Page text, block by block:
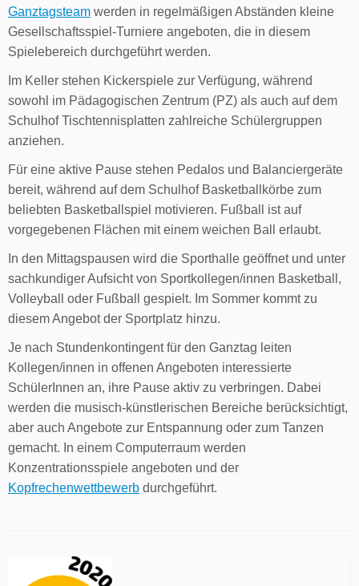
Ganztagsteam werden in regelmäßigen Abständen kleine
Gesellschaftsspiel-Turniere angeboten, die in diesem
Spielebereich durchgeführt werden.
Im Keller stehen Kickerspiele zur Verfügung, während
sowohl im Pädagogischen Zentrum (PZ) als auch auf dem
Schulhof Tischtennisplatten zahlreiche Schülergruppen
anziehen.
Für eine aktive Pause stehen Pedalos und Balanciergeräte
bereit, während auf dem Schulhof Basketballkörbe zum
beliebten Basketballspiel motivieren. Fußball ist auf
vorgegebenen Flächen mit einem weichen Ball erlaubt.
In den Mittagspausen wird die Sporthalle geöffnet und unter
sachkundiger Aufsicht von Sportkollegen/innen Basketball,
Volleyball oder Fußball gespielt. Im Sommer kommt zu
diesem Angebot der Sportplatz hinzu.
Je nach Stundenkontingent für den Ganztag leiten
Kollegen/innen in offenen Angeboten interessierte
SchülerInnen an, ihre Pause aktiv zu verbringen. Dabei
werden die musisch-künstlerischen Bereiche berücksichtigt,
aber auch Angebote zur Entspannung oder zum Tanzen
gemacht. In einem Computerraum werden
Konzentrationsspiele angeboten und der
Kopfrechenwettbewerb durchgeführt.